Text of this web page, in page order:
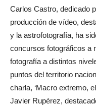
Carlos Castro, dedicado
producción de vídeo,
y la astrofotografía, ha
concursos fotográficos a
fotografía a distintos
puntos del territorio
charla, ‘Macro extremo,
Javier Rupérez,